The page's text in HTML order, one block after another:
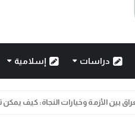
دراسات إسلامية
بين الأزمة وخيارات النجاة: كيف